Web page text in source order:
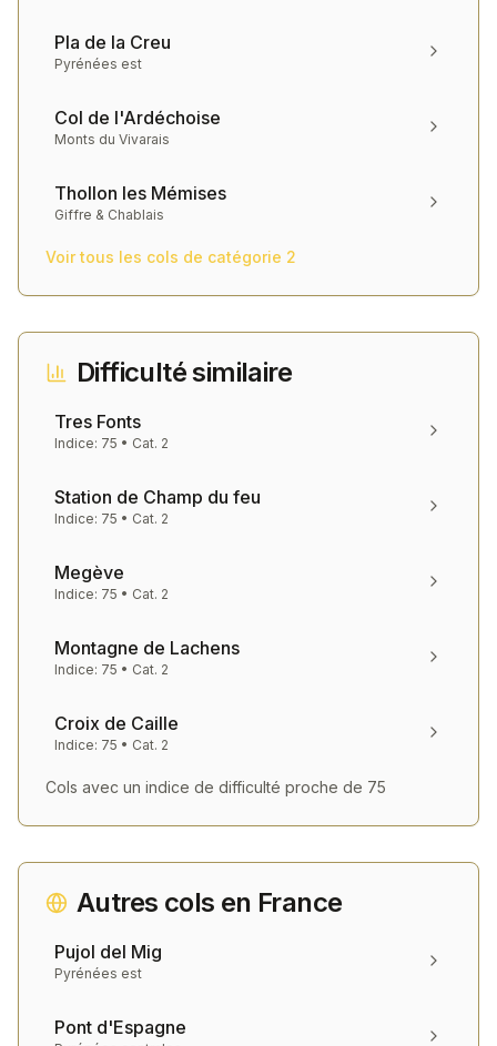
Pla de la Creu
Pyrénées est
Col de l'Ardéchoise
Monts du Vivarais
Thollon les Mémises
Giffre & Chablais
Voir tous les cols de catégorie 2
Difficulté similaire
Tres Fonts
Indice: 75 • Cat. 2
Station de Champ du feu
Indice: 75 • Cat. 2
Megève
Indice: 75 • Cat. 2
Montagne de Lachens
Indice: 75 • Cat. 2
Croix de Caille
Indice: 75 • Cat. 2
Cols avec un indice de difficulté proche de 75
Autres cols en France
Pujol del Mig
Pyrénées est
Pont d'Espagne